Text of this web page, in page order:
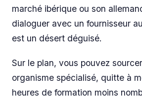
marché ibérique ou son
dialoguer avec un fournisseur
est un désert déguisé.
Sur le plan, vous pouvez
organisme spécialisé, quitte à
heures de formation moins